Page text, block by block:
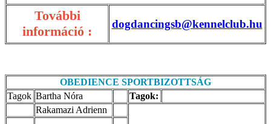
További
információ :
dogdancingsb@kennelclub.hu
OBEDIENCE SPORTBIZOTTSÁG
Tagok Bartha Nóra
Tagok:
Rakamazi Adrienn